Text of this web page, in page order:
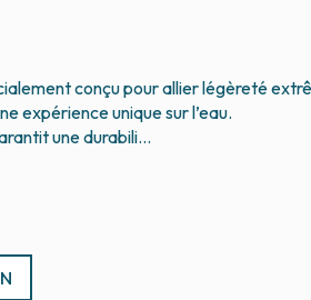
conçu pour allier légèreté
expérience unique sur l’eau.